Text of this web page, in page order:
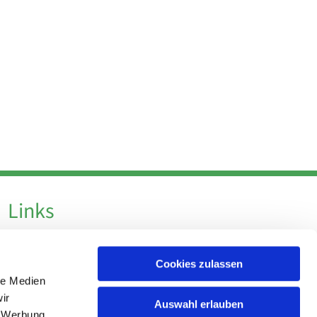
Medien
Cookies zulassen
Auswahl erlauben
Links
Impressum